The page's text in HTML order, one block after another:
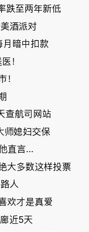
跌至两年新低
酒派对
暗中扣款
！
！
查航司网站
师媳妇交保
直言...
大多数这样投票
人
欢才是真爱
近5天